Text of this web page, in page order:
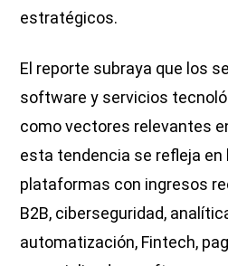
estratégicos.
El reporte subraya que los
software y servicios
como vectores relevantes
esta tendencia se refleja en
plataformas con ingresos
B2B, ciberseguridad,
automatización, Fintech,